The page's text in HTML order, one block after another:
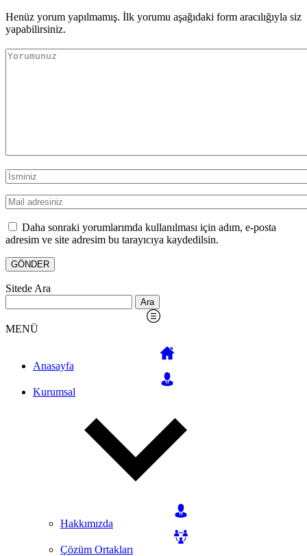
Henüz yorum yapılmamış. İlk yorumu aşağıdaki form aracılığıyla siz
yapabilirsiniz.
Daha sonraki yorumlarımda kullanılması için adım, e-posta
adresim ve site adresim bu tarayıcıya kaydedilsin.
Sitede Ara
MENÜ
Anasayfa
Kurumsal
Hakkımızda
Çözüm Ortakları